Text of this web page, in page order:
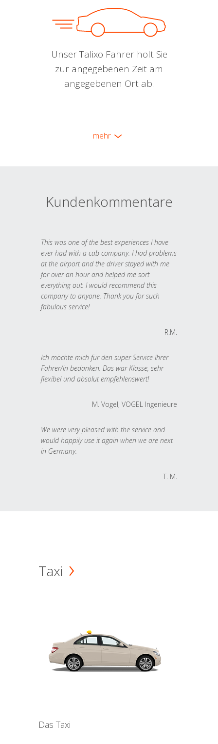
Unser Talixo Fahrer holt Sie
zur angegebenen Zeit am
angegebenen Ort ab.
mehr
Kundenkommentare
This was one of the best experiences I have
ever had with a cab company. I had problems
at the airport and the driver stayed with me
for over an hour and helped me sort
everything out. I would recommend this
company to anyone. Thank you for such
fabulous service!
R.M.
Ich möchte mich für den super Service Ihrer
Fahrer/in bedanken. Das war Klasse, sehr
flexibel und absolut empfehlenswert!
M. Vogel, VOGEL Ingenieure
We were very pleased with the service and
would happily use it again when we are next
in Germany.
T. M.
Taxi
Das Taxi